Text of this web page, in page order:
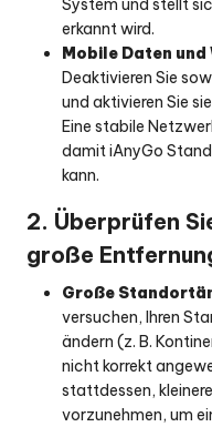
System und stellt
erkannt wird.
Mobile Daten und
Deaktivieren Sie
und aktivieren Sie
Eine stabile
damit iAnyGo
kann.
2. Überprüfen
große
Große
versuchen, Ihren
ändern (z. B.
nicht korrekt
stattdessen,
vorzunehmen, um